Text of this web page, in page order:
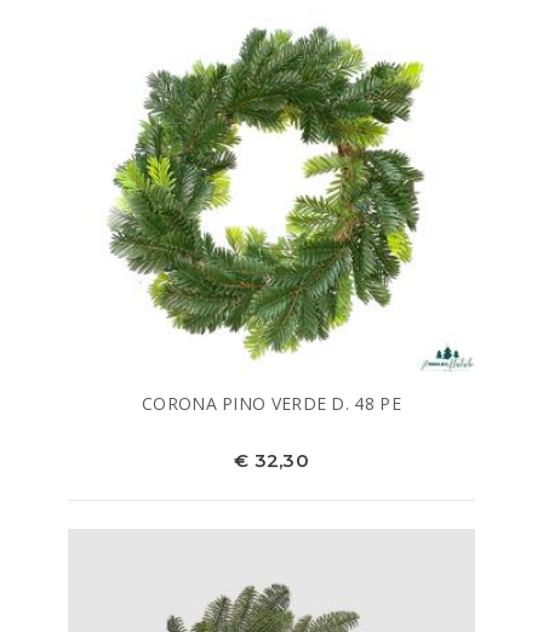
CORONA PINO VERDE D. 48 PE
€ 32,30